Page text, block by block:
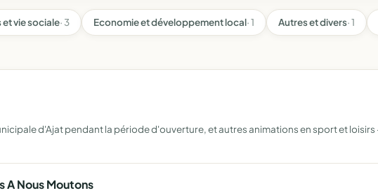
et vie sociale· 3 Economie et développement local· 1 Autres et divers· 1
d'Ajat pendant la période d'ouverture, et autres animations en sport et
A Nous Moutons